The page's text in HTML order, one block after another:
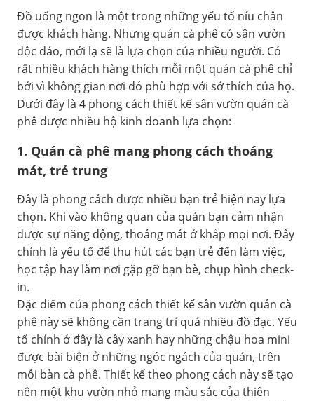
Đồ uống ngon là một trong những yếu tố níu chân
được khách hàng. Nhưng quán cà phê có sân vườn
độc đáo, mới lạ sẽ là lựa chọn của nhiều người. Có
rất nhiều khách hàng thích mỗi một quán cà phê chỉ
bởi vì không gian nơi đó phù hợp với sở thích của họ.
Dưới đây là 4 phong cách thiết kế sân vườn quán cà
phê được nhiều hộ kinh doanh lựa chọn:
1. Quán cà phê mang phong cách thoáng
mát, trẻ trung
Đây là phong cách được nhiều bạn trẻ hiện nay lựa
chọn. Khi vào không quan của quán bạn cảm nhận
được sự năng động, thoáng mát ở khắp mọi nơi. Đây
chính là yếu tố để thu hút các bạn trẻ đến làm việc,
học tập hay làm nơi gặp gỡ bạn bè, chụp hình check-
in.
Đặc điểm của phong cách thiết kế sân vườn quán cà
phê này sẽ không cần trang trí quá nhiều đồ đạc. Yếu
tố chính ở đây là cây xanh hay những chậu hoa mini
được bài biện ở những ngóc ngách của quán, trên
mỗi bàn cà phê. Thiết kế theo phong cách này sẽ tạo
nên một khu vườn nhỏ mang màu sắc của thiên